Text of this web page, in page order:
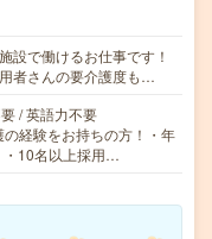
設で働けるお仕事です！
者さんの要介護度も…
/ 英語力不要
経験をお持ちの方！・年
・10名以上採用…